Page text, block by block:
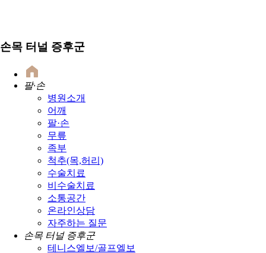
손목 터널 증후군
팔·손
병원소개
어깨
팔·손
무릎
족부
척추(목,허리)
수술치료
비수술치료
소통공간
온라인상담
자주하는 질문
손목 터널 증후군
테니스엘보/골프엘보